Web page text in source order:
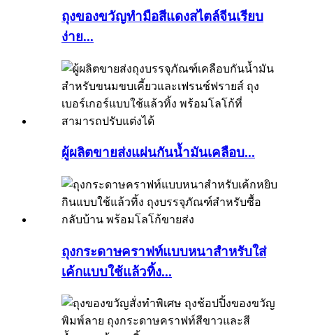
ถุงของขวัญทำมือสีแดงสไตล์จีนเรียบ
ง่าย...
ผู้ผลิตขายส่งแผ่นกันน้ำมันเคลือบ...
ถุงกระดาษคราฟท์แบบหนาสำหรับใส่
เค้กแบบใช้แล้วทิ้ง...